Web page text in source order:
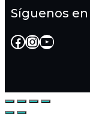
Síguenos
Facebook
Instagram